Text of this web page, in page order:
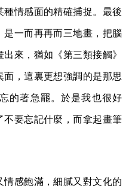
情感面的精確捕捉。最後
一而再再而三地畫，把腦
來，猶如《第三類接觸》
，這裏更想強調的是那思
的著急罷。於是我也很好
要忘記什麼，而拿起畫筆
情感飽滿，細膩又對文化的